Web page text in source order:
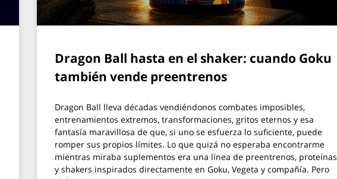
Dragon Ball hasta en el shaker: cuando Goku
también vende preentrenos
Dragon Ball lleva décadas vendiéndonos combates imposibles,
entrenamientos extremos, transformaciones, gritos eternos y esa
fantasía maravillosa de que, si uno se esfuerza lo suficiente, puede
romper sus propios límites. Lo que quizá no esperaba encontrarme
mientras miraba suplementos era una línea de preentrenos, proteínas
y shakers inspirados directamente en Goku, Vegeta y compañía. Pero